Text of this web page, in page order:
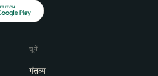
घूमें
गंतव्य